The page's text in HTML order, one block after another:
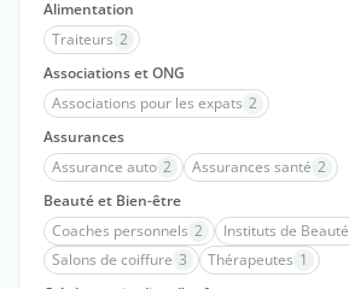
Alimentation
Traiteurs 2
Associations et ONG
Associations pour les expats 2
Assurances
Assurance auto 2 Assurances santé 2
Beauté et Bien-être
Coaches personnels 2 Instituts de Beauté
Salons de coiffure 3 Thérapeutes 1